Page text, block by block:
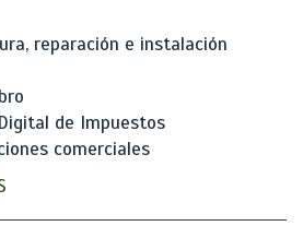
reparación e instalación
de Impuestos
comerciales